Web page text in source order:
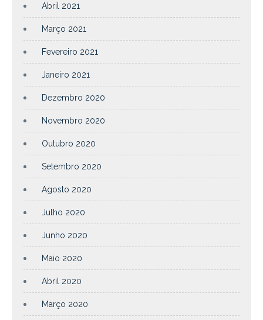
Abril 2021
Março 2021
Fevereiro 2021
Janeiro 2021
Dezembro 2020
Novembro 2020
Outubro 2020
Setembro 2020
Agosto 2020
Julho 2020
Junho 2020
Maio 2020
Abril 2020
Março 2020